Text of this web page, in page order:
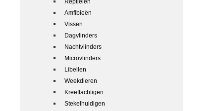
Reptielen
Amfibieën
Vissen
Dagvlinders
Nachtvlinders
Microvlinders
Libellen
Weekdieren
Kreeftachtigen
Stekelhuidigen